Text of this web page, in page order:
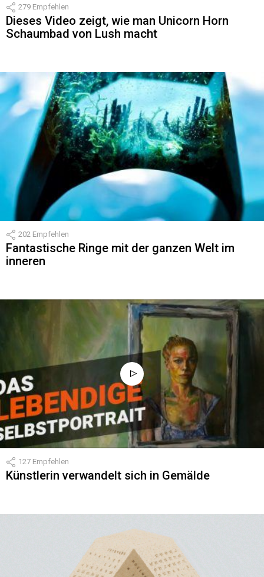
279 Empfehlen
Dieses Video zeigt, wie man Unicorn Horn
Schaumbad von Lush macht
202 Empfehlen
Fantastische Ringe mit der ganzen Welt im
inneren
127 Empfehlen
Künstlerin verwandelt sich in Gemälde